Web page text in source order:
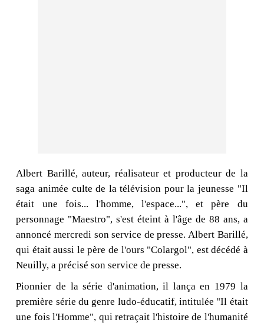
Albert Barillé, auteur, réalisateur et producteur de la
saga animée culte de la télévision pour la jeunesse "Il
était une fois... l'homme, l'espace...", et père du
personnage "Maestro", s'est éteint à l'âge de 88 ans, a
annoncé mercredi son service de presse. Albert Barillé,
qui était aussi le père de l'ours "Colargol", est décédé à
Neuilly, a précisé son service de presse.
Pionnier de la série d'animation, il lança en 1979 la
première série du genre ludo-éducatif, intitulée "Il était
une fois l'Homme", qui retraçait l'histoire de l'humanité